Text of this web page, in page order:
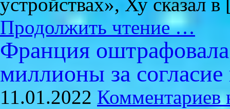
устройствах», Ху сказал
Продолжить чтение …
Франция
миллионы за
11.01.2022 Комментариев